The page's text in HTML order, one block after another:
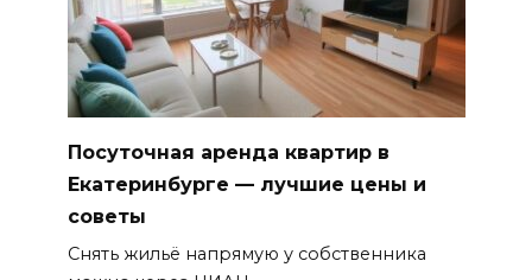
Посуточная аренда квартир в
Екатеринбурге — лучшие цены и
советы
Снять жильё напрямую у собственника